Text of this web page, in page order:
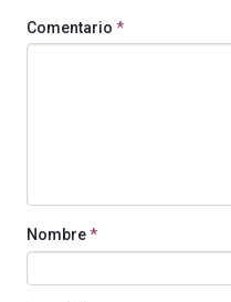
Comentario *
Nombre*